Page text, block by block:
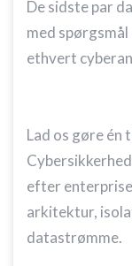
​De sidste par
med
ethvert
​Lad os gøre
efter
arkitektur,
datastrømme.